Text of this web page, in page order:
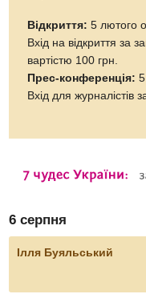
Відкриття: 5 лютого
Вхід на відкриття за
вартістю 100 грн.
Прес-конференція:
Вхід для журналістів
6 серпня
Ілля Буяльський